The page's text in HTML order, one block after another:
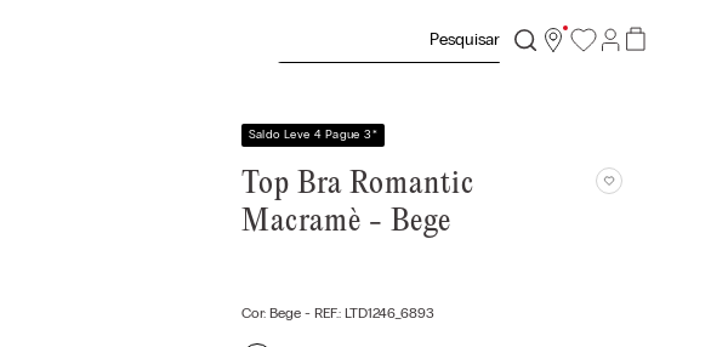
Saldo Leve 4 Pague 3*
Top Bra Romantic
Macramè - Bege
Cor: Bege- REF.: LTD1246_6893